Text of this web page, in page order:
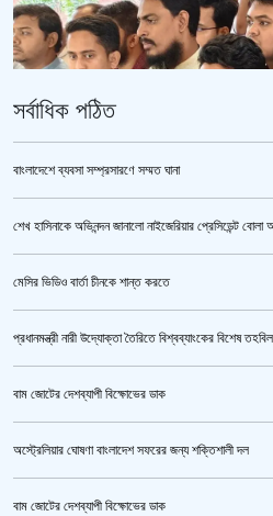
ভারতকে ভয় পেয়েই কি ফেলানী ও মোদিবিরোধী আন্দোলনের ছবি
সর্বাধিক পঠিত
বাংলাদেশে ব্যবসা সম্প্রসারণে সম্মত ঘানা
শেখ হাসিনাকে অভিনন্দন জানালো নাইজেরিয়ার প্রেসিডেন্ট
মেসির ভিডিও বার্তা চীনকে শান্ত করতে
প্রধানমন্ত্রী নারী উদ্যোক্তা তৈরিতে বিশ্বব্যাংকের বিশেষ
বাম জোটের দেশব্যাপী বিক্ষোভের ডাক
অস্ট্রেলিয়ার ঘোষণা বাংলাদেশ সফরের জন্য শক্তিশালী দল
বাম জোটের দেশব্যাপী বিক্ষোভের ডাক